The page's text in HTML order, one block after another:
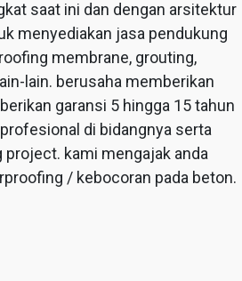
saat ini dan dengan arsitektur
menyediakan jasa pendukung
membrane, grouting,
lain. berusaha memberikan
garansi 5 hingga 15 tahun
di bidangnya serta
kami mengajak anda
/ kebocoran pada beton.